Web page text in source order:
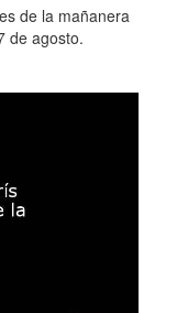
de la mañanera
de agosto.